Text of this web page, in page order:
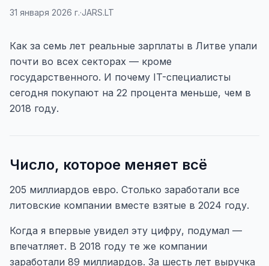
31 января 2026 г.·JARS.LT
Как за семь лет реальные зарплаты в Литве упали
почти во всех секторах — кроме
государственного. И почему IT-специалисты
сегодня покупают на 22 процента меньше, чем в
2018 году.
Число, которое меняет всё
205 миллиардов евро. Столько заработали все
литовские компании вместе взятые в 2024 году.
Когда я впервые увидел эту цифру, подумал —
впечатляет. В 2018 году те же компании
заработали 89 миллиардов. За шесть лет выручка